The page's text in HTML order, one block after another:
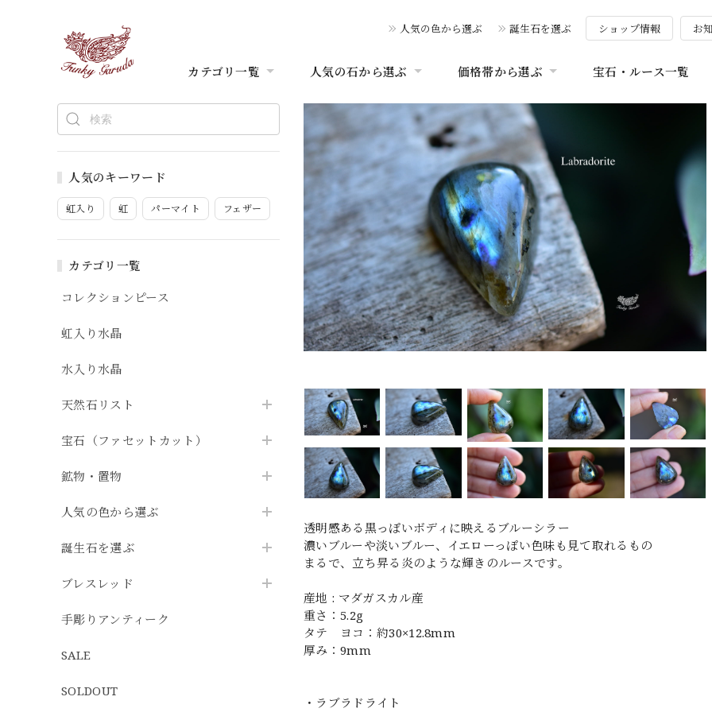
人気の色から選ぶ 誕生石を選ぶ ショップ情報 お
カテゴリ一覧 人気の石から選ぶ 価格帯から選ぶ 宝石・ルース一覧
人気のキーワード
虹入り 虹 パーマイト フェザー
カテゴリ一覧
コレクションピース
虹入り水晶
水入り水晶
天然石リスト
宝石（ファセットカット）
鉱物・置物
人気の色から選ぶ
誕生石を選ぶ
ブレスレッド
手彫りアンティーク
SALE
SOLDOUT
透明感ある黒っぽいボディに映えるブルーシラー
濃いブルーや淡いブルー、イエローっぽい色味も見て取れるもの
まるで、立ち昇る炎のような輝きのルースです。
産地 : マダガスカル産
重さ：5.2g
タテ ヨコ：約30×12.8mm
厚み：9mm
・ラブラドライト